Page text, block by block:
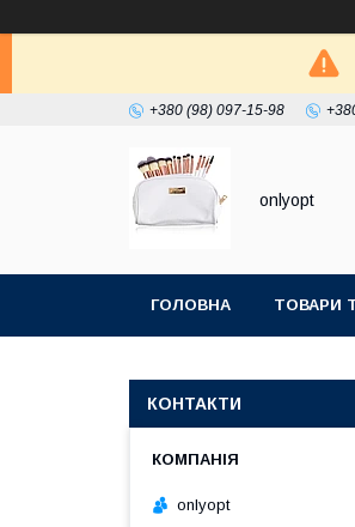
+380 (98) 097-15-98
onlyopt
ГОЛОВНА ТОВАРИ
КОНТАКТИ
onlyopt